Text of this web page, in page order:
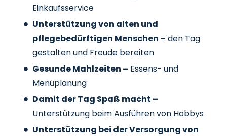
Einkaufsservice
Unterstützung von alten und
pflegebedürftigen Menschen – den Tag
gestalten und Freude bereiten
Gesunde Mahlzeiten – Essens- und
Menüplanung
Damit der Tag Spaß macht –
Unterstützung beim Ausführen von Hobbys
Unterstützung bei der Versorgung von